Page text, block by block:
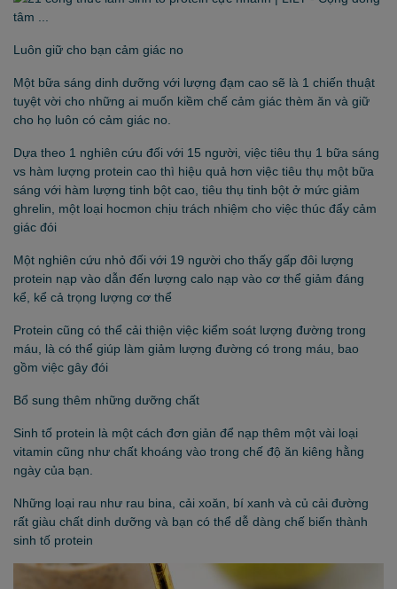
Luôn giữ cho bạn cảm giác no
Một bữa sáng dinh dưỡng với lượng đạm cao sẽ là 1 chiến thuật
tuyệt vời cho những ai muốn kiềm chế cảm giác thèm ăn và giữ
cho họ luôn có cảm giác no.
Dựa theo 1 nghiên cứu đối với 15 người, việc tiêu thụ 1 bữa sáng
vs hàm lượng protein cao thì hiệu quả hơn việc tiêu thụ một bữa
sáng với hàm lượng tinh bột cao, tiêu thụ tinh bột ở mức giảm
ghrelin, một loại hocmon chịu trách nhiệm cho việc thúc đẩy cảm
giác đói
Một nghiên cứu nhỏ đối với 19 người cho thấy gấp đôi lượng
protein nạp vào dẫn đến lượng calo nạp vào cơ thể giảm đáng
kể, kể cả trọng lượng cơ thể
Protein cũng có thể cải thiện việc kiểm soát lượng đường trong
máu, là có thể giúp làm giảm lượng đường có trong máu, bao
gồm việc gây đói
Bổ sung thêm những dưỡng chất
Sinh tố protein là một cách đơn giản để nạp thêm một vài loại
vitamin cũng như chất khoáng vào trong chế độ ăn kiêng hằng
ngày của bạn.
Những loại rau như rau bina, cải xoăn, bí xanh và củ cải đường
rất giàu chất dinh dưỡng và bạn có thể dễ dàng chế biến thành
sinh tố protein